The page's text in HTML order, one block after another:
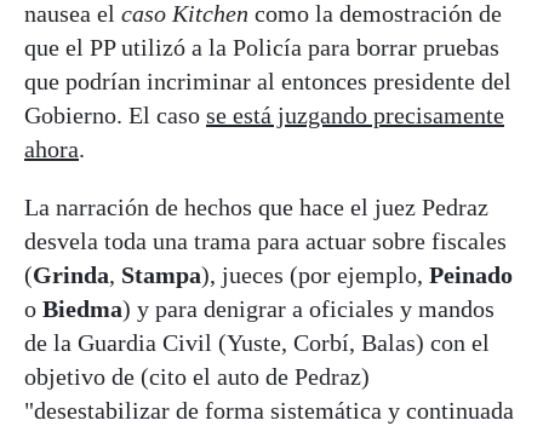
nausea el caso Kitchen como la demostración de
que el PP utilizó a la Policía para borrar pruebas
que podrían incriminar al entonces presidente del
Gobierno. El caso se está juzgando precisamente
ahora.
La narración de hechos que hace el juez Pedraz
desvela toda una trama para actuar sobre fiscales
(Grinda, Stampa), jueces (por ejemplo, Peinado
o Biedma) y para denigrar a oficiales y mandos
de la Guardia Civil (Yuste, Corbí, Balas) con el
objetivo de (cito el auto de Pedraz)
"desestabilizar de forma sistemática y continuada